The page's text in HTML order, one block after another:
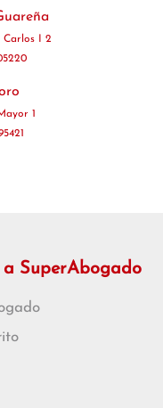
Carlos I 2
1
a SuperAbogado